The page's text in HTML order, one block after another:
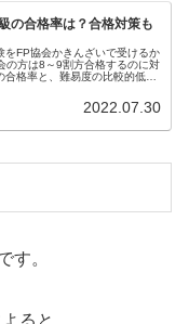
の合格率は？合格対策も
をFP協会かきんざいで受けるか
の方は8～9割方合格するのに対
格率と、難易度の比較的低い
2022.07.30
す。
ると、